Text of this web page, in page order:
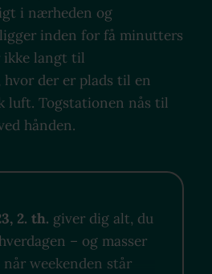
i nærheden og
inden for få minutters
ikke langt til
hvor der er plads til en
luft. Togstationen nås til
hånden.
2. th. giver dig alt, du
– og masser
når weekenden står